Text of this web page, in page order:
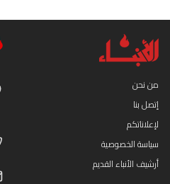
من نحن
إتصل بنا
لإعلاناتكم
سياسة الخصوصية
أرشيف الأنباء القديم